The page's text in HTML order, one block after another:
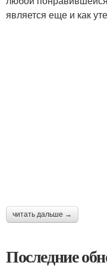
является еще и как
читать дальше →
Последние